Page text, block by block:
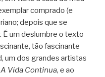
comprado (e
depois que se
É um deslumbre o texto
tão fascinante
um dos grandes artistas
Vida Continua, e ao